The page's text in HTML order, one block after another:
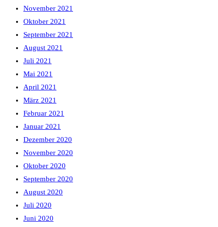
November 2021
Oktober 2021
September 2021
August 2021
Juli 2021
Mai 2021
April 2021
März 2021
Februar 2021
Januar 2021
Dezember 2020
November 2020
Oktober 2020
September 2020
August 2020
Juli 2020
Juni 2020